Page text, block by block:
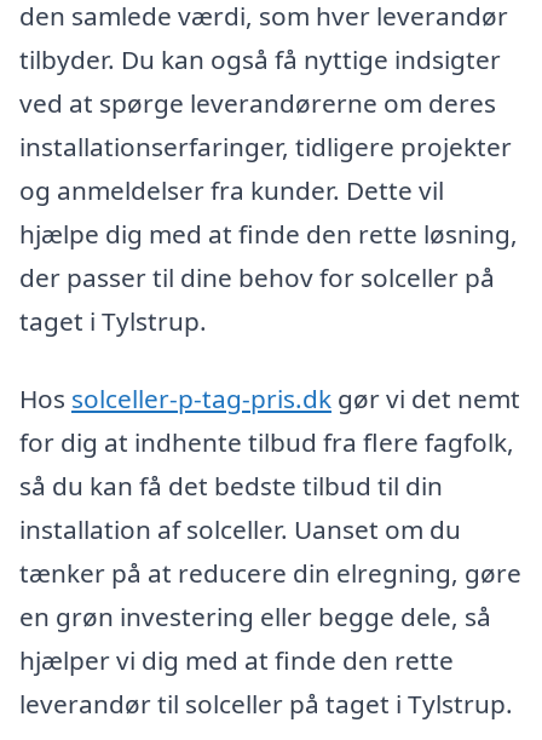
den samlede værdi, som hver leverandør
tilbyder. Du kan også få nyttige indsigter
ved at spørge leverandørerne om deres
installationserfaringer, tidligere projekter
og anmeldelser fra kunder. Dette vil
hjælpe dig med at finde den rette løsning,
der passer til dine behov for solceller på
taget i Tylstrup.
Hos solceller-p-tag-pris.dk gør vi det nemt
for dig at indhente tilbud fra flere fagfolk,
så du kan få det bedste tilbud til din
installation af solceller. Uanset om du
tænker på at reducere din elregning, gøre
en grøn investering eller begge dele, så
hjælper vi dig med at finde den rette
leverandør til solceller på taget i Tylstrup.